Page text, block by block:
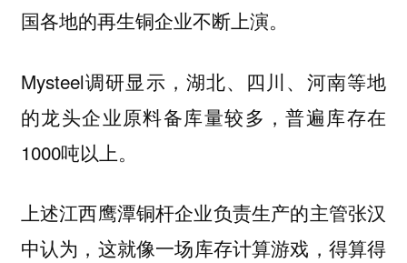
国各地的再生铜企业不断上演。
Mysteel调研显示，湖北、四川、河南等地
的龙头企业原料备库量较多，普遍库存在
1000吨以上。
上述江西鹰潭铜杆企业负责生产的主管张汉
中认为， 这就像一场库存计算游戏，得算得